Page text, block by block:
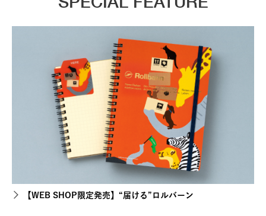
【WEB SHOP限定発売】“届ける”ロルバーン